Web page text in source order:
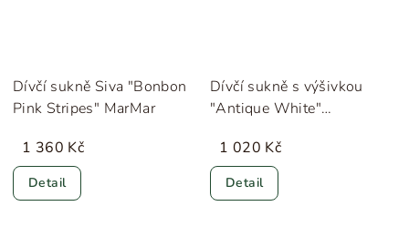
Dívčí sukně Siva "Bonbon
Pink Stripes" MarMar
1 360 Kč
Detail
Dívčí sukně s výšivkou
"Antique White"
1 020 Kč
Detail